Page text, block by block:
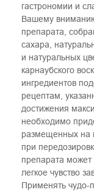
гастрономии и
Вашему
препарата,
сахара,
и натуральных
карнаубского
ингредиентов
рецептам,
достижения
необходимо
размещенных на
при
препарата может
легкое чувство
Применять чудо-